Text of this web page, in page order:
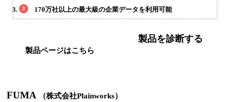
170万社以上の最大級の企業データを利用可能
製品ページはこちら
製品を診断する
FUMA （株式会社Plainworks）